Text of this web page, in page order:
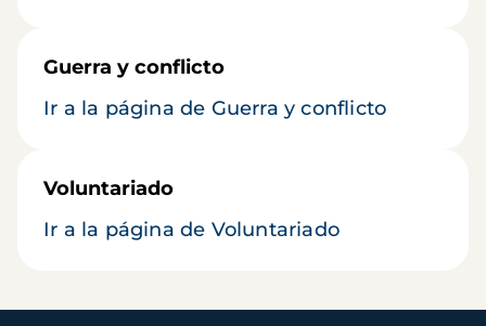
Guerra y conflicto
Ir a la página de Guerra y conflicto
Voluntariado
Ir a la página de Voluntariado